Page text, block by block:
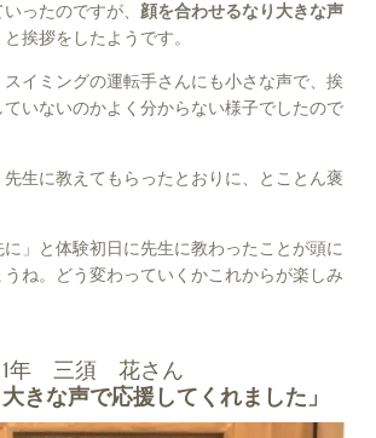
ったのですが、 顔を合わせるなり大きな声
と挨拶をしたようです。
イミングの運転手さんにも小さな声で、挨
いないのかよく分からない様子でしたので
先生に教えてもらったとおりに、とことん褒
に」と体験初日に先生に教わったことが頭に
ね。どう変わっていくかこれからが楽しみ
年 三須 花さん
大きな声で応援してくれました」